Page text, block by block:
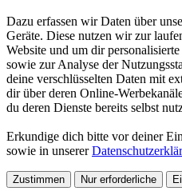
Dazu erfassen wir Daten über
Geräte. Diese nutzen wir zur
Website und um dir
sowie zur Analyse der
deine verschlüsselten Daten mit
dir über deren Online-
du deren Dienste bereits selbst
Erkundige dich bitte vor deiner
sowie in unserer
Zustimmen Nur erforderliche